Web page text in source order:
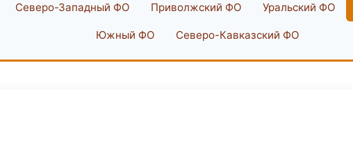
Северо-Западный ФО Приволжский ФО Уральский ФО
Южный ФО Северо-Кавказский ФО